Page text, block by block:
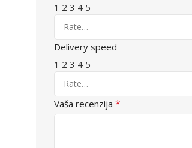
1 2 3 4 5
Delivery speed
1 2 3 4 5
Vaša recenzija *